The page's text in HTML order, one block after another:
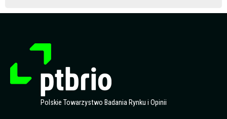
Polskie Towarzystwo Badania Rynku i Opinii